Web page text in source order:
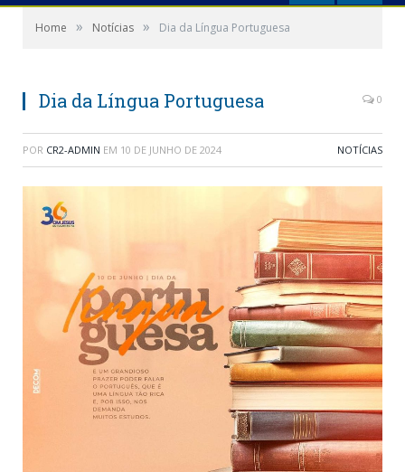
Home » Notícias » Dia da Língua Portuguesa
Dia da Língua Portuguesa 0
POR CR2-ADMIN EM 10 DE JUNHO DE 2024 NOTÍCIAS